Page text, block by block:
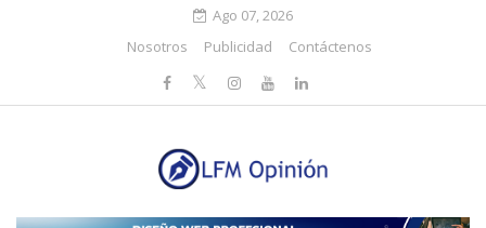
Ago 07, 2026
Nosotros
Publicidad Contáctenos